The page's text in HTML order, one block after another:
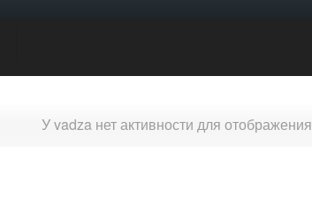
У vadza нет активности для отображения